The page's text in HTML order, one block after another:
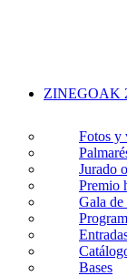
ZINEGOAK
Fotos y
Jurado
Premio
Gala
Bases